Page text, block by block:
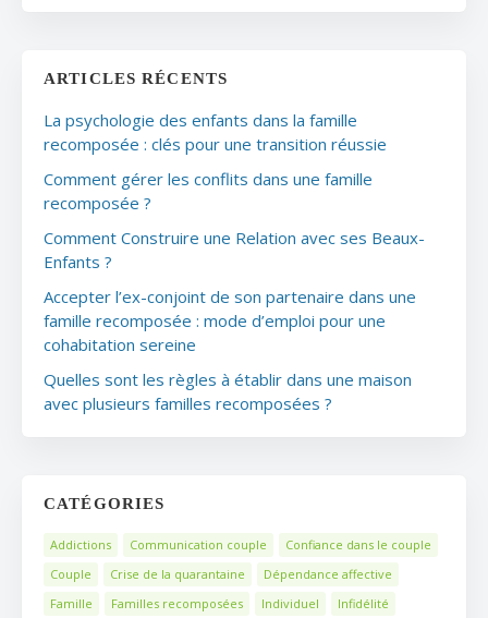
ARTICLES RÉCENTS
La psychologie des enfants dans la famille
recomposée : clés pour une transition réussie
Comment gérer les conflits dans une famille
recomposée ?
Comment Construire une Relation avec ses Beaux-
Enfants ?
Accepter l’ex-conjoint de son partenaire dans une
famille recomposée : mode d’emploi pour une
cohabitation sereine
Quelles sont les règles à établir dans une maison
avec plusieurs familles recomposées ?
CATÉGORIES
Addictions Communication couple
Confiance dans le couple
Couple
Crise de la quarantaine
Dépendance affective
Famille
Familles recomposées Individuel
Infidélité